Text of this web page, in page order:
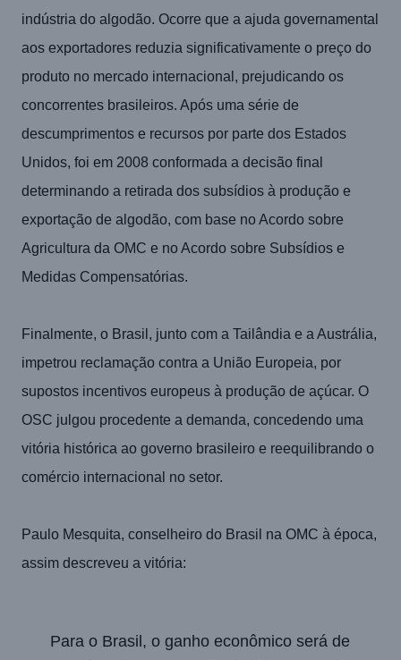
indústria do algodão. Ocorre que a ajuda governamental
aos exportadores reduzia significativamente o preço do
produto no mercado internacional, prejudicando os
concorrentes brasileiros. Após uma série de
descumprimentos e recursos por parte dos Estados
Unidos, foi em 2008 conformada a decisão final
determinando a retirada dos subsídios à produção e
exportação de algodão, com base no Acordo sobre
Agricultura da OMC e no Acordo sobre Subsídios e
Medidas Compensatórias.
Finalmente, o Brasil, junto com a Tailândia e a Austrália,
impetrou reclamação contra a União Europeia, por
supostos incentivos europeus à produção de açúcar. O
OSC julgou procedente a demanda, concedendo uma
vitória histórica ao governo brasileiro e reequilibrando o
comércio internacional no setor.
Paulo Mesquita, conselheiro do Brasil na OMC à época,
assim descreveu a vitória:
Para o Brasil, o ganho econômico será de